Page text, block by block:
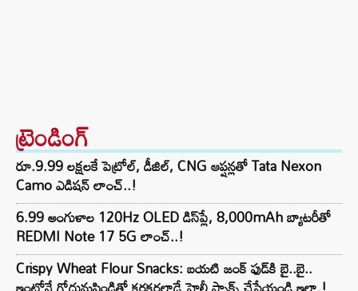
ట్రెండింగ్‌
రూ.9.99 లక్షలకే పెట్రోల్, డీజిల్, CNG ఆప్షన్లతో Tata Nexon
Camo ఎడిషన్ లాంచ్..!
6.99 అంగుళాల 120Hz OLED డిస్‌ప్లే, 8,000mAh బ్యాటరీతో
REDMI Note 17 5G లాంచ్..!
Crispy Wheat Flour Snacks: బయటి జంక్ ఫుడ్‌కి బై..బై..